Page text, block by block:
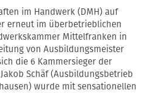
im Handwerk (DMH) auf
erneut im überbetrieblichen
Mittelfranken in
von Ausbildungsmeister
die 6 Kammersieger der
Schäf (Ausbildungsbetrieb
wurde mit sensationellen